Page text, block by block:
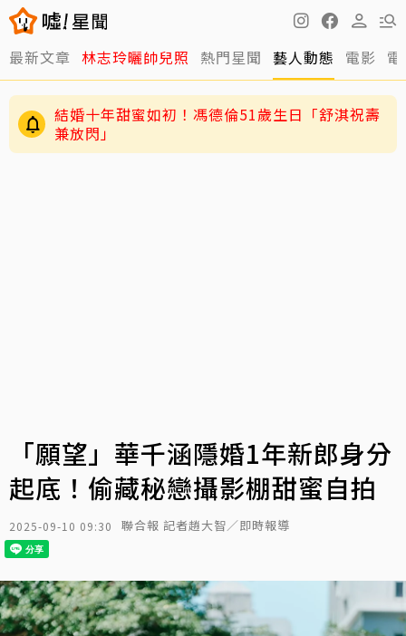
最新文章 林志玲曬帥兒照 熱門星聞 藝人動態 電影
結婚十年甜蜜如初！馮德倫51歲生日「舒淇祝壽
兼放閃」
「願望」華千涵隱婚1年新郎身分
起底！偷藏秘戀攝影棚甜蜜自拍
2025-09-10 09:30 聯合報 記者趙大智／即時報導